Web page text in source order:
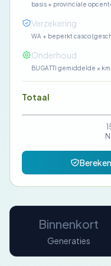
basis + provinciale
Verzekering
WA + beperkt casco
Onderhoud
BUGATTI gemiddelde × km
Totaal
Binnenkort
Generaties